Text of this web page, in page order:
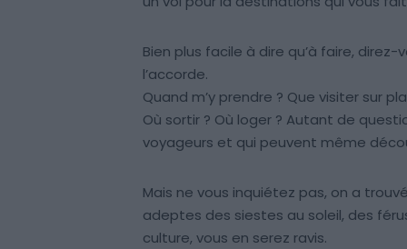
Bien plus facile à dire qu’à faire,
l’accorde.
Quand m’y prendre ? Que visiter sur
Où sortir ? Où loger ? Autant de
voyageurs et qui peuvent même
Mais ne vous inquiétez pas, on a
adeptes des siestes au soleil, des
culture, vous en serez ravis.